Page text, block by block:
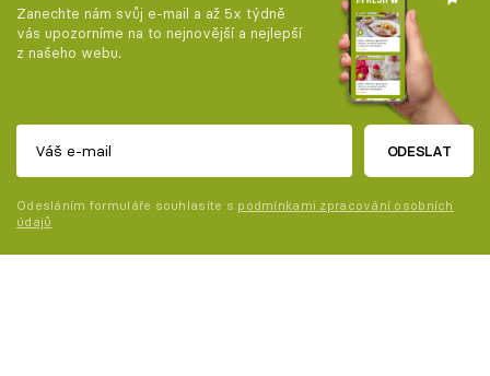
Zanechte nám svůj e-mail a až 5x týdně
vás upozorníme na to nejnovější a nejlepší
z našeho webu.
ODESLAT
Odesláním formuláře souhlasíte s podmínkami zpracování osobních
údajů